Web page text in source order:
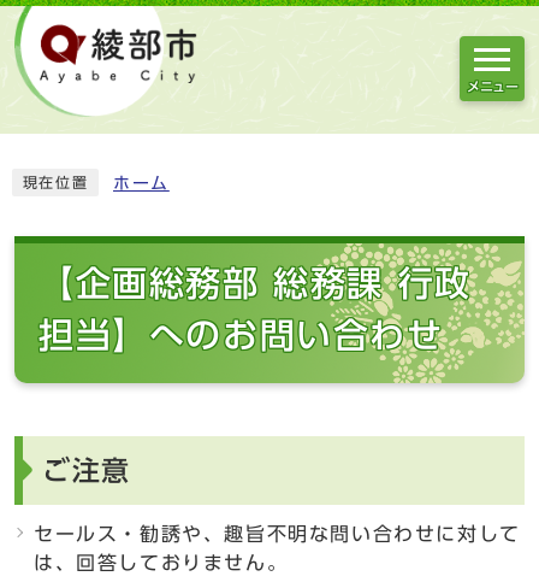
メニュー
現在位置 ホーム
【企画総務部 総務課 行政
担当】へのお問い合わせ
ご注意
セールス・勧誘や、趣旨不明な問い合わせに対して
は、回答しておりません。